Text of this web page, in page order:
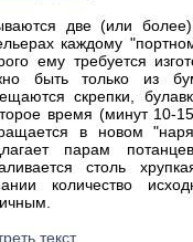
две (или
каждому
ему требуется
быть только из
скрепки,
время (минут 10-
в новом
парам
столь
количество
текст